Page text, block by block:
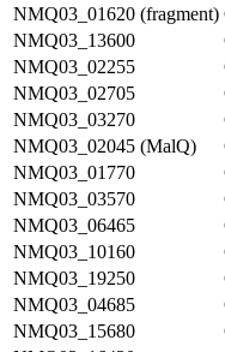
NMQ03_01620 (fragment)
NMQ03_13600
NMQ03_02255
NMQ03_02705
NMQ03_03270
NMQ03_02045 (MalQ)
NMQ03_01770
NMQ03_03570
NMQ03_06465
NMQ03_10160
NMQ03_19250
NMQ03_04685
NMQ03_15680